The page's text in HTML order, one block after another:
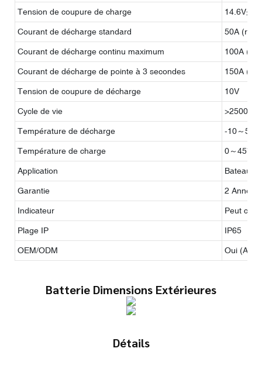
Tension de coupure de charge
Courant de décharge standard 50A
Courant de décharge continu maximum 100A
Courant de décharge de pointe à 3 secondes 150A
Tension de coupure de décharge 10V
Cycle de vie >2500
Température de décharge -10～55℃
Température de charge 0～45℃
Application Bateau
Garantie 2 Années
Indicateur Peut
Plage IP IP65
OEM/ODM Oui
Batterie Dimensions Extérieures
Détails